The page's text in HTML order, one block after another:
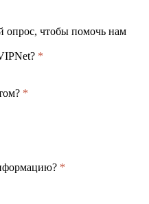
опрос, чтобы помочь нам
*
*
*